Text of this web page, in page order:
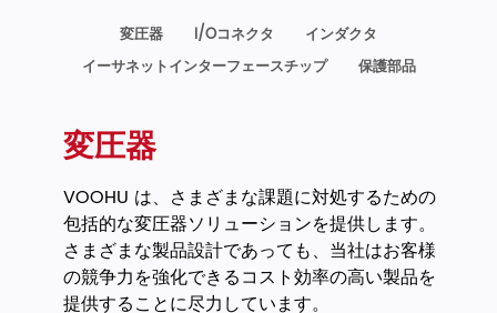
変圧器 I/Oコネクタ
インダクタ
イーサネットインターフェースチップ
保護部品
変圧器
VOOHU は、さまざまな課題に対処するための
包括的な変圧器ソリューションを提供します。
さまざまな製品設計であっても、当社はお客様
の競争力を強化できるコスト効率の高い製品を
提供することに尽力しています。